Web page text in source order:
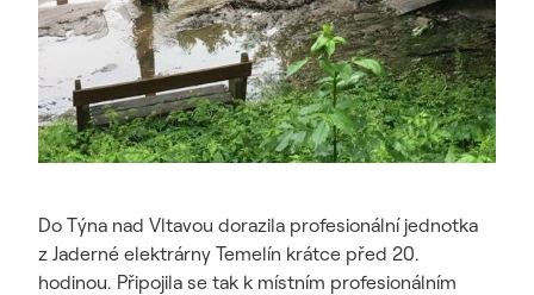
Do Týna nad Vltavou dorazila profesionální jednotka
z Jaderné elektrárny Temelín krátce před 20.
hodinou. Připojila se tak k místním profesionálním